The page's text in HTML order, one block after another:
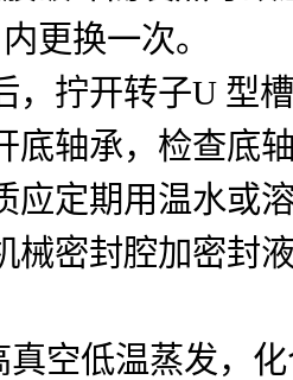
更换一次。
，拧开转子U 型
底轴承，检查底
应定期用温水或
械密封腔加密封
真空低温蒸发，